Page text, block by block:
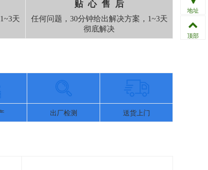
天
贴 心 售 后
任何问题，30分钟给出解决方案，1~3天
彻底解决
出厂检测 送货上门
地址
顶部